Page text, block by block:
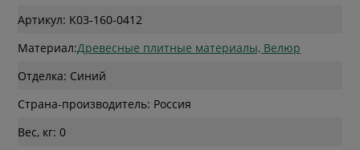
Артикул: K03-160-0412
Материал:Древесные плитные материалы, Велюр
Отделка: Синий
Страна-производитель: Россия
Вес, кг: 0